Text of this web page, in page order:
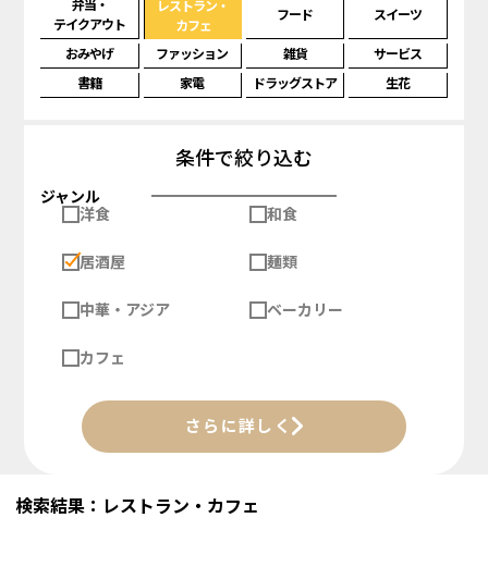
弁当・
テイクアウト
レストラン・
カフェ
フード スイーツ
おみやげ ファッション 雑貨
サービス
書籍
家電 ドラッグストア 生花
条件で絞り込む
ジャンル
洋食
和食
居酒屋 麺類
中華・アジア ベーカリー
カフェ
さらに詳しく
検索結果：レストラン・カフェ